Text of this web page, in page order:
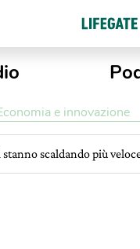
e innovazione
scaldando più